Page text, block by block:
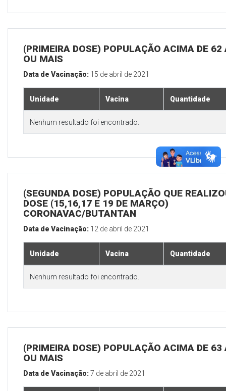
(PRIMEIRA DOSE) POPULAÇÃO ACIMA DE 62
OU MAIS
Data de Vacinação: 15 de abril de 2021
Unidade Vacina Quantidade
Nenhum resultado foi encontrado.
(SEGUNDA DOSE) POPULAÇÃO QUE
DOSE (15,16,17 E 19 DE MARÇO)
CORONAVAC/BUTANTAN
Data de Vacinação: 12 de abril de 2021
Unidade Vacina Quantidade
Nenhum resultado foi encontrado.
(PRIMEIRA DOSE) POPULAÇÃO ACIMA DE 63
OU MAIS
Data de Vacinação:7 de abril de 2021